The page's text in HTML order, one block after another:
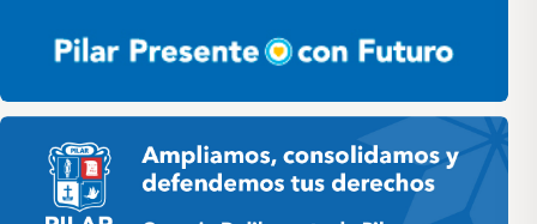
Pilar HCD